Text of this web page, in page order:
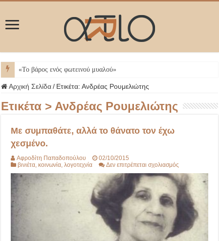
ΜΥ
Αρχική Σελίδα / Ετικέτα:Ανδρέας Ρουμελιώτης
Ετικέτα > Ανδρέας Ρουμελιώτης
Με συμπαθάτε, αλλά το θάνατο τον έχω
χεσμένο.
Αφροδίτη Παπαδοπούλου
02/10/2015
βινιέτα ,κοινωνία ,λογοτεχνία Δεν επιτρέπεται σχολιασμός
συμπαθάτε,
αλλά
θάνατο
χεσμένο.